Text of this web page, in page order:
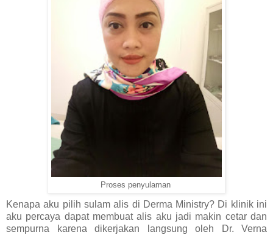
Proses penyulaman
Kenapa aku pilih sulam alis di Derma Ministry? Di klinik ini
aku percaya dapat membuat alis aku jadi makin cetar dan
sempurna karena dikerjakan langsung oleh Dr. Verna